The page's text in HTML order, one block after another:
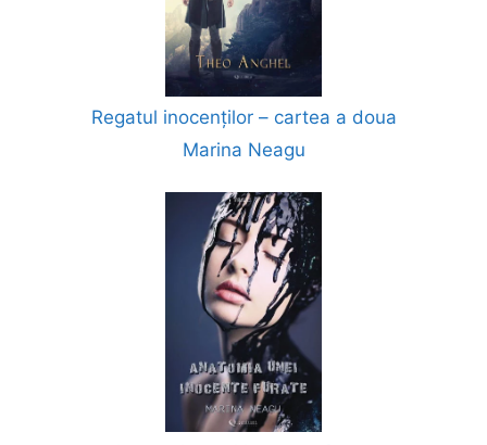
Regatul inocenților – cartea a doua
Marina Neagu